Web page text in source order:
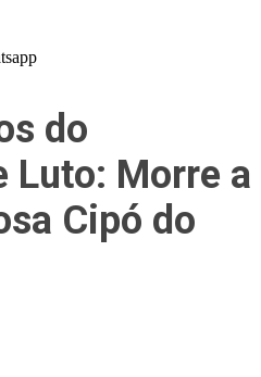
do
Luto: Morre a
Cipó do